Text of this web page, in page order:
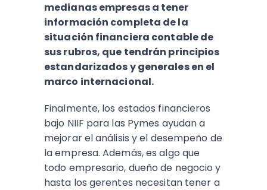
medianas empresas a tener
información completa de la
situación financiera contable de
sus rubros, que tendrán principios
estandarizados y generales en el
marco internacional.
Finalmente, los estados financieros
bajo NIIF para las Pymes ayudan a
mejorar el análisis y el desempeño de
la empresa. Además, es algo que
todo empresario, dueño de negocio y
hasta los gerentes necesitan tener a